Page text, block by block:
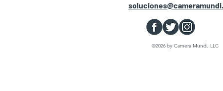
©2026 by Camera Mundi, LLC